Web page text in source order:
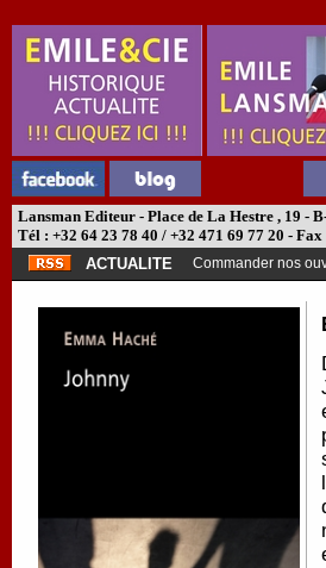
Lansman Editeur - Place de La Hestre , 19 -
Tél : +32 64 23 78 40 / +32 471 69 77 20 -
ACTUALITE
Commander nos